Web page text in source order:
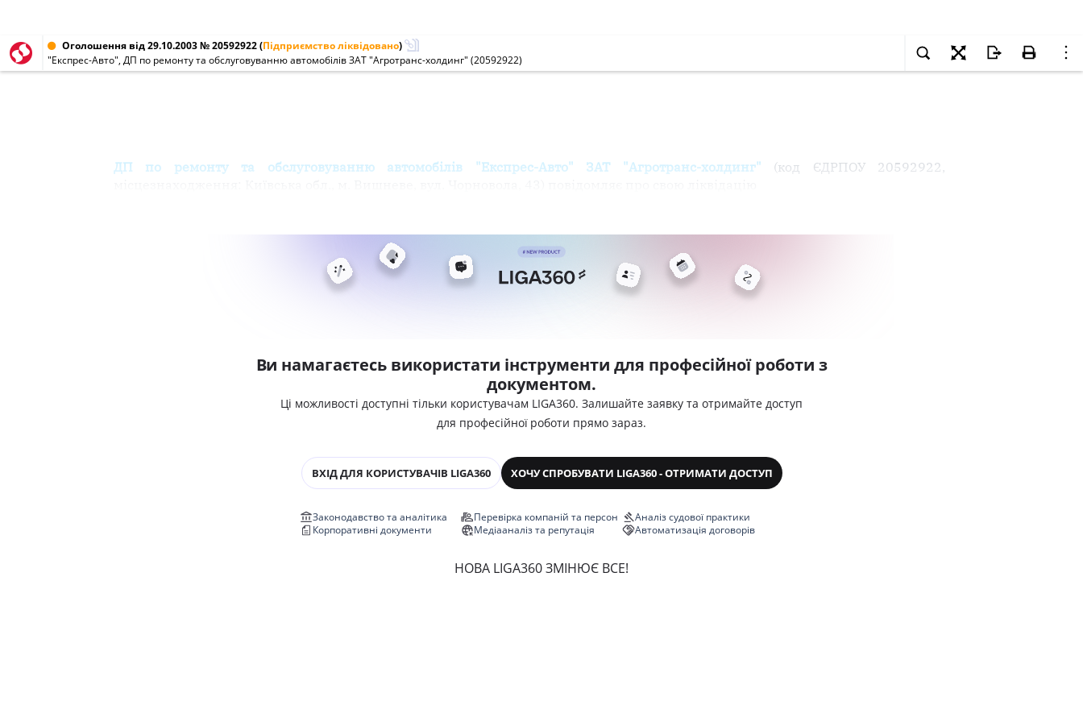
Оголошення від 29.10.2003 № 20592922(Підприємство ліквідовано)
"Експрес-Авто", ДП по ремонту та обслуговуванню автомобілів ЗАТ "Агротранс-холдинг" (20592922)
ДП по ремонту та обслуговуванню автомобілів "Експрес-Авто" ЗАТ "Агротранс-холдинг" (код ЄДРПОУ 20592922,
Ви намагаєтесь використати інструменти для професійної роботи з
документом.
Ці можливості доступні тільки користувачам LIGA360. Залишайте заявку та отримайте доступ
для професійної роботи прямо зараз.
ВХІД ДЛЯ КОРИСТУВАЧІВ LIGA360 ХОЧУ СПРОБУВАТИ LIGA360 - ОТРИМАТИ ДОСТУП
Законодавство та аналітика
Корпоративні документи
Перевірка компаній та персон
Медіааналіз та репутація
Аналіз судової практики
Автоматизація договорів
НОВА LIGA360 ЗМІНЮЄ ВСЕ!